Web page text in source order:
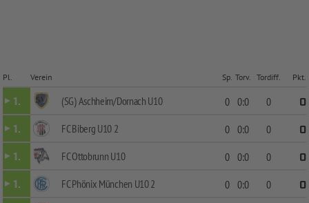
Pl. Verein Sp. Torv. Tordiff. Pkt.
1. (SG) Aschheim/Dornach U10 0 0:0 0
0
1.
FC Biberg U10 2 0 0:0 0
0
1.
FC Ottobrunn U10 0 0:0 0
0
1.
FC Phönix München U10 2 0 0:0 0
0